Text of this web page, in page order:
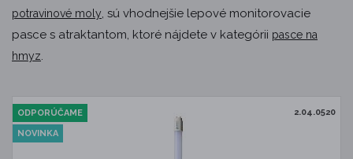
potravinové moly, sú vhodnejšie lepové monitorovacie
pasce s atraktantom, ktoré nájdete v kategórii pasce na
hmyz.
2.04.0520
ODPORÚČAME
NOVINKA